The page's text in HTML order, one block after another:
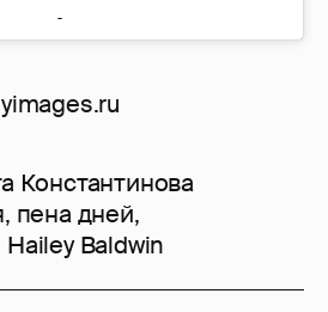
Константинова
, пена дней,
Hailey Baldwin